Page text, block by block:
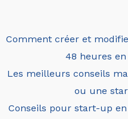
Comment créer et
48 heures
Les meilleurs conseils
ou une
Conseils pour start-up